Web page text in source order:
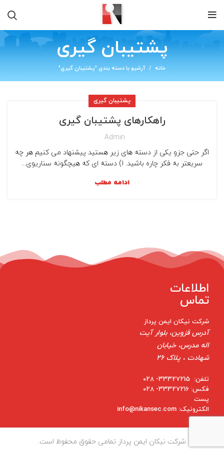
پشتیبان گیری
خانه آرشیو با دسته بندی "پشتیبان گیری"
پشتیبان گیری
راهکارهای پشتیبان گیری
Admin
اگر حتی جزو یکی از دسته های زیر هستید پیشنهاد می کنیم هر چه
سریعتر به فکر چاره باشید. 1) دسته ای که هیچگونه سناریوی...
ادامه مطلب
اطلاعات
تماس
شرکت نیکان ایمن پرداز
آدرس قزوین، بلوار آیت
اله مدرس، خیابان
شهادت ، پلاک 26
تلفن: 33327215- 028
فکس: 33327216- 028
پست
الکترونیک: info@nikansec.com
شرکت نیکان ایمن پرداز تمامی حقوق محفوظ است.